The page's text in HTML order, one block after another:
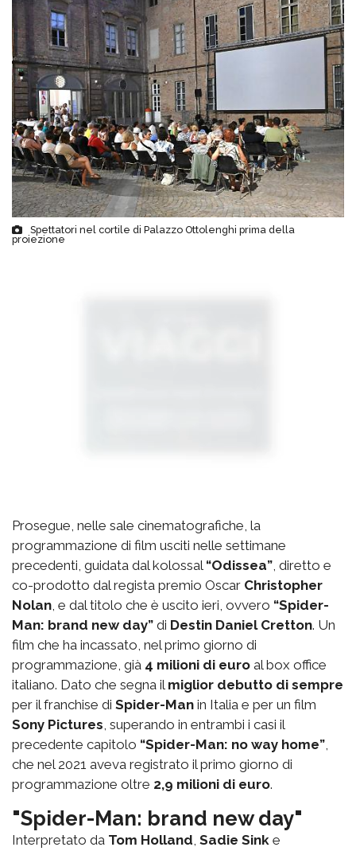
Spettatori nel cortile di Palazzo Ottolenghi prima della
proiezione
Prosegue, nelle sale cinematografiche, la
programmazione di film usciti nelle settimane
precedenti, guidata dal kolossal “Odissea”, diretto e
co-prodotto dal regista premio Oscar Christopher
Nolan, e dal titolo che è uscito ieri, ovvero “Spider-
Man: brand new day” di Destin Daniel Cretton. Un
film che ha incassato, nel primo giorno di
programmazione, già 4 milioni di euro al box office
italiano. Dato che segna il miglior debutto di sempre
per il franchise di Spider-Man in Italia e per un film
Sony Pictures, superando in entrambi i casi il
precedente capitolo “Spider-Man: no way home”,
che nel 2021 aveva registrato il primo giorno di
programmazione oltre 2,9 milioni di euro.
"Spider-Man: brand new day"
Interpretato da Tom Holland, Sadie Sink e